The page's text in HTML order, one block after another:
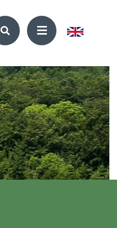
med et lærerigt år i
10. klasse og den
kontaktoplysninger og
over vores mange
adresser på